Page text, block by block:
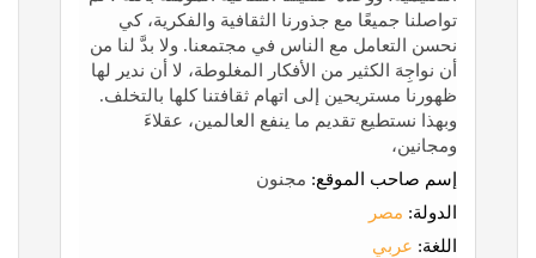
تواصلنا جميعًا مع جذورنا الثقافية والفكرية، كي
نحسن التعامل مع الناس في مجتمعنا. ولا بدَّ لنا من
أن نواجِهَ الكثير من الأفكار المغلوطة، لا أن ندير لها
ظهورنا مستريحين إلى اتهام ثقافتنا كلها بالتخلف.
وبهذا نستطيع تقديم ما ينفع العالمين، عقلاءَ
ومجانين،
إسم صاحب الموقع: مجنون
الدولة: مصر
اللغة: عربي